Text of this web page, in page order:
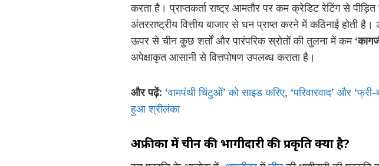
करता है। प्राप्तकर्ता राष्ट्र आमतौर पर कम क्रेडिट रेटिंग से
अंतरराष्ट्रीय वित्तीय बाजार से धन प्राप्त करने में कठिनाई होती
ऊपर से चीन कुछ शर्तों और पारंपरिक स्रोतों की तुलना में कम
अपेक्षाकृत आसानी से वित्तपोषण उपलब्ध कराता है।
और पढ़ें: ‘वामपंथी चिंटुओं’ को साइड करिए, ‘परिवारवाद’ और ‘फ्री-
हुआ श्रीलंका
अफ्रीका में चीन की भागीदारी की प्रकृति क्या है?